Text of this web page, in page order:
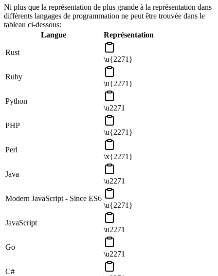
Ni plus que la représentation de plus grande à la représentation dans
différents langages de programmation ne peut être trouvée dans le
tableau ci-dessous:
Langue
Représentation
Rust
\u{2271}
Ruby
\u{2271}
Python
\u2271
PHP
\u{2271}
Perl
\x{2271}
Java
\u2271
Modern JavaScript - Since ES6
\u{2271}
JavaScript
\u2271
Go
\u2271
C#